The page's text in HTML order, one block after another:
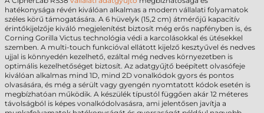
hatékonysága révén kiválóan alkalmas a modern vállalati folyamatok
széles körű támogatására. A 6 hüvelyk (15,2 cm) átmérőjű kapacitív
érintőkijelzője kiváló megjelenítést biztosít még erős napfényben is, és
Corning Gorilla Victus technológia védi a karcolásokkal és ütésekkel
szemben. A multi-touch funkcióval ellátott kijelző kesztyűvel és nedves
ujjal is könnyedén kezelhető, ezáltal még nedves környezetben is
optimális kezelhetőséget biztosít. Az adatgyűjtő beépített olvasófeje
kiválóan alkalmas mind 1D, mind 2D vonalkódok gyors és pontos
olvasására, és még a sérült vagy gyengén nyomtatott kódok esetén is
megbízhatóan működik. A készülék típustól függően akár 12 méteres
távolságból is képes vonalkódolvasásra, ami jelentősen javítja a